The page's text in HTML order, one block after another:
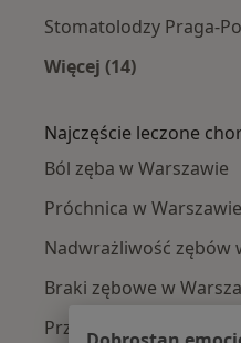
Stomatolodzy Praga-
Więcej (14)
Najczęście leczone
Ból zęba w Warszawie
Próchnica w Warszawie
Nadwrażliwość zębów
Braki zębowe w
Przebarwienia zębów w